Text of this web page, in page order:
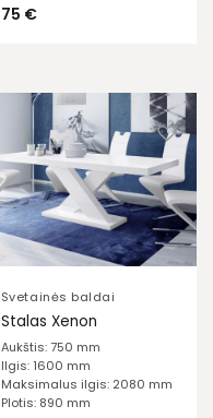
75 €
Svetainės baldai
Stalas Xenon
Aukštis: 750 mm
Ilgis: 1600 mm
Maksimalus ilgis: 2080 mm
Plotis: 890 mm